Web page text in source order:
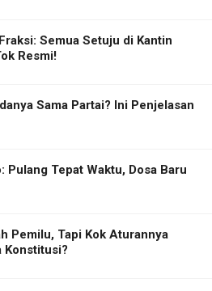
Semua Setuju di Kantin
Resmi!
Sama Partai? Ini Penjelasan
Pulang Tepat Waktu, Dosa Baru
Pemilu, Tapi Kok Aturannya
Konstitusi?